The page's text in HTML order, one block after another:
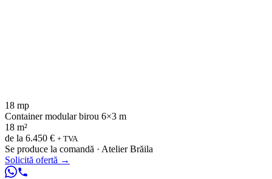
18 mp
Container modular birou 6×3 m
18 m²
de la 6.450 € + TVA
Se produce la comandă · Atelier Brăila
Solicită ofertă →